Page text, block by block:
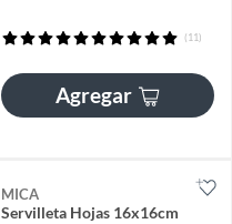
(11)
Agregar
MICA
Servilleta Hojas 16x16cm